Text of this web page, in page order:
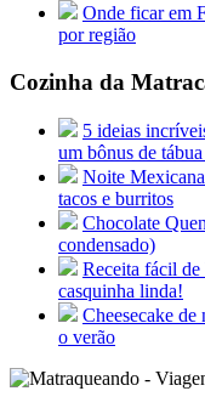
Onde ficar em
por região
Cozinha da
5 ideias
um bônus de
Noite
tacos e burritos
Chocolate
condensado)
Receita fácil
casquinha linda!
Cheesecake de
o verão